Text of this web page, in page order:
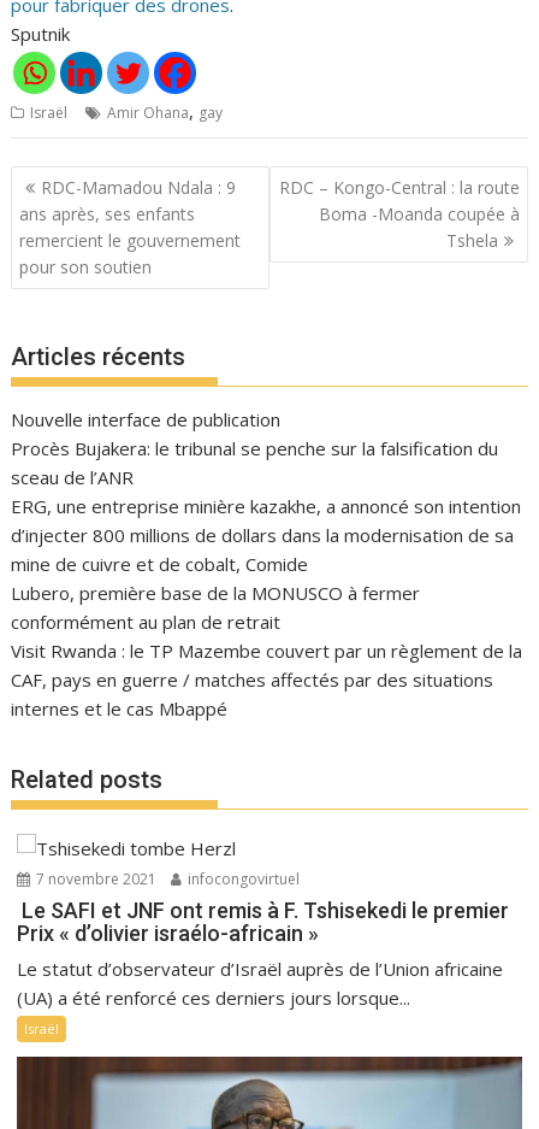
pour fabriquer des drones.
Sputnik
Israël Amir Ohana, gay
Navigation
de
l’article
RDC-Mamadou Ndala : 9
ans après, ses enfants
remercient le gouvernement
pour son soutien
RDC – Kongo-Central : la route
Boma -Moanda coupée à
Tshela
Articles récents
Nouvelle interface de publication
Procès Bujakera: le tribunal se penche sur la falsification du
sceau de l’ANR
ERG, une entreprise minière kazakhe, a annoncé son intention
d’injecter 800 millions de dollars dans la modernisation de sa
mine de cuivre et de cobalt, Comide
Lubero, première base de la MONUSCO à fermer
conformément au plan de retrait
Visit Rwanda : le TP Mazembe couvert par un règlement de la
CAF, pays en guerre / matches affectés par des situations
internes et le cas Mbappé
Related posts
7 novembre 2021 infocongovirtuel
Le SAFI et JNF ont remis à F. Tshisekedi le premier
Prix « d’olivier israélo-africain »
Le statut d’observateur d’Israël auprès de l’Union africaine
(UA) a été renforcé ces derniers jours lorsque...
Israël